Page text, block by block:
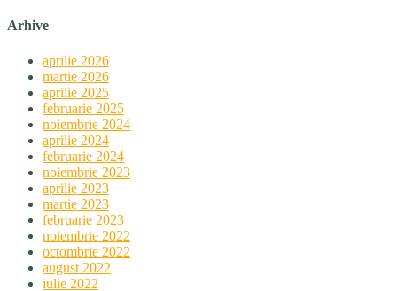
Arhive
aprilie 2026
martie 2026
aprilie 2025
februarie 2025
noiembrie 2024
aprilie 2024
februarie 2024
noiembrie 2023
aprilie 2023
martie 2023
februarie 2023
noiembrie 2022
octombrie 2022
august 2022
iulie 2022